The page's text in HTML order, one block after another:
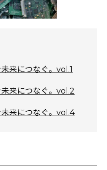
来につなぐ。vol.1
来につなぐ。vol.2
来につなぐ。vol.4